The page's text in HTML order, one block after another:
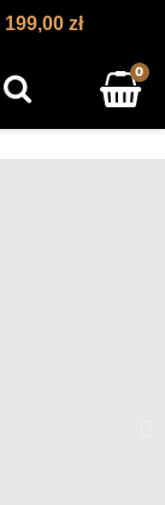
199,00 zł